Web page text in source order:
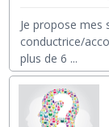
Je propose mes
conductrice/
plus de 6 ...